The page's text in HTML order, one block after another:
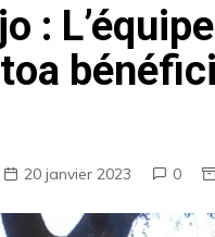
finances
:
20 janvier 2023 0